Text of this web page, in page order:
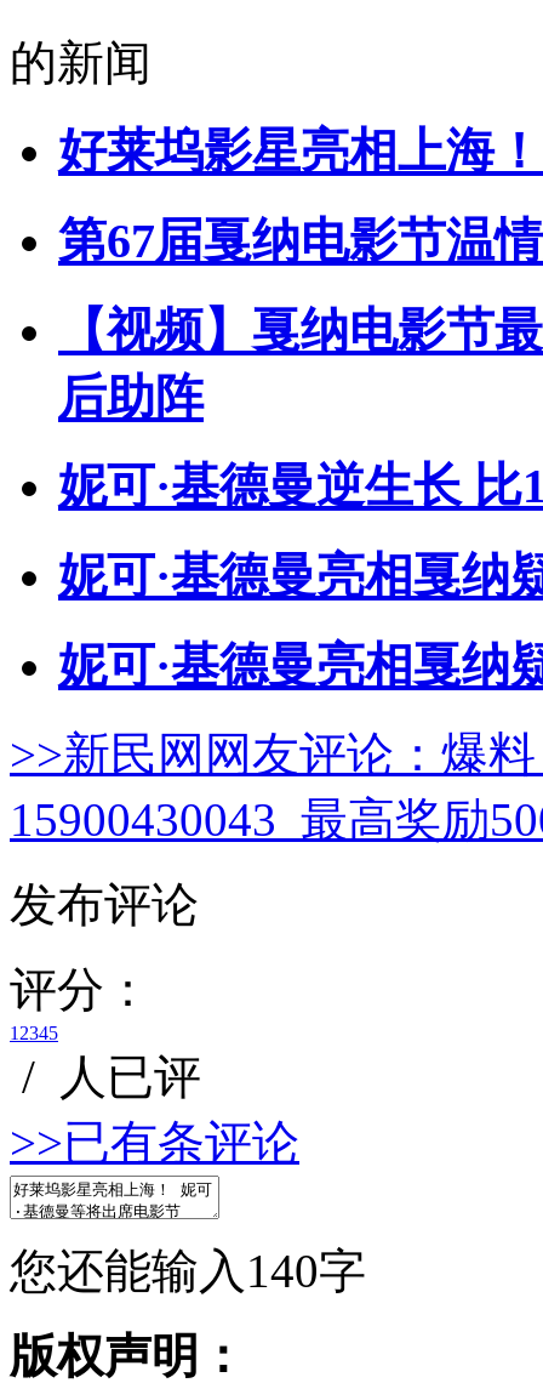
的新闻
好莱坞影星亮相上海
第67届戛纳电影节温
【视频】戛纳电影节
后助阵
妮可·基德曼逆生长
妮可·基德曼亮相戛纳
妮可·基德曼亮相戛纳
>>新民网网友评论： 爆
15900430043 最高奖励
发布评论
评分：
1 2345
/
人已评
>>已有条评论
您还能输入 140字
版权声明：